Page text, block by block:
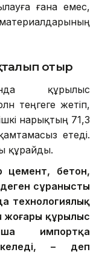
ғана емес,
отыр
құрылыс
теңгеге жетіп,
нарықтың 71,3
етеді.
құрайды.
цемент, бетон,
сұранысты
технологиялық
жоғары құрылыс
импортқа
келеді, – деп